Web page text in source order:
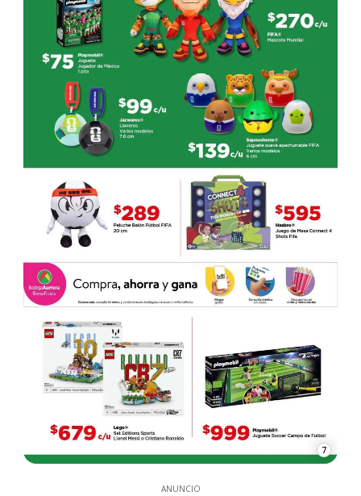
7
ANUNCIO